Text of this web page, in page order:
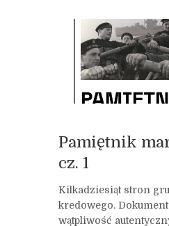
Pamiętnik
cz. 1
Kilkadziesiąt stron
kredowego.
wątpliwość